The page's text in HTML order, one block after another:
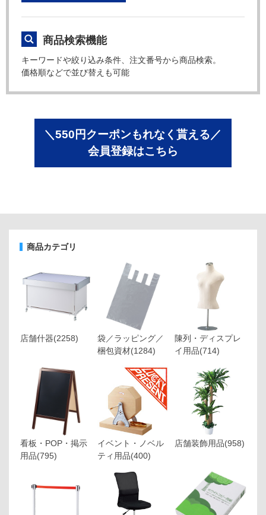
商品検索機能
キーワードや絞り込み条件、注文番号から商品検索。
価格順などで並び替えも可能
＼550円クーポンもれなく貰える／
会員登録はこちら
商品カテゴリ
店舗什器(2258)
袋／ラッピング／
梱包資材(1284)
陳列・ディスプレ
イ用品(714)
看板・POP・掲示
用品(795)
イベント・ノベル
ティ用品(400)
店舗装飾用品(958)